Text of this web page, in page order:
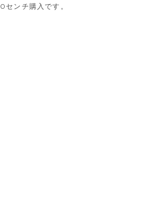
0センチ購入です。